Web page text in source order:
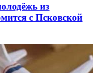
из
с Псковской